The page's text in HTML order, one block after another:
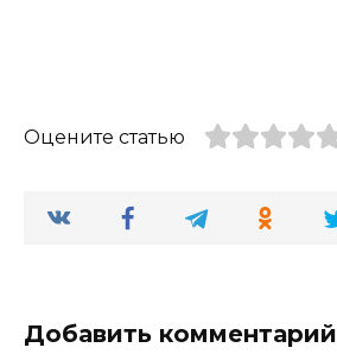
Оцените статью
Добавить комментарий